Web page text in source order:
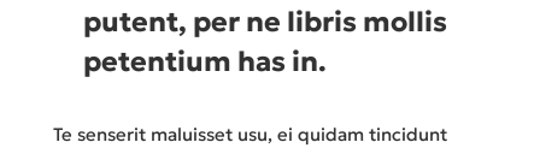
putent, per ne libris mollis
petentium has in.
Te senserit maluisset usu, ei quidam tincidunt